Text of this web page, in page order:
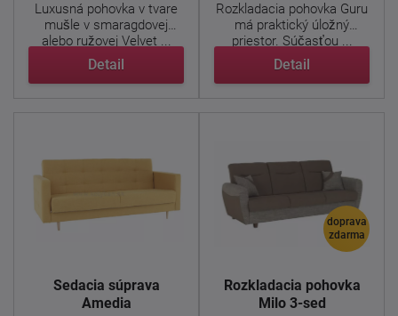
Luxusná pohovka v tvare
mušle v smaragdovej
alebo ružovej Velvet ...
Detail
Rozkladacia pohovka Guru
má praktický úložný
priestor. Súčasťou ...
Detail
Sedacia súprava
Amedia
doprava
zdarma
Rozkladacia pohovka
Milo 3-sed